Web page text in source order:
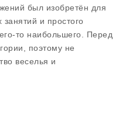
был изобретён для
занятий и простого
то наибольшего. Перед
поэтому не
веселья и